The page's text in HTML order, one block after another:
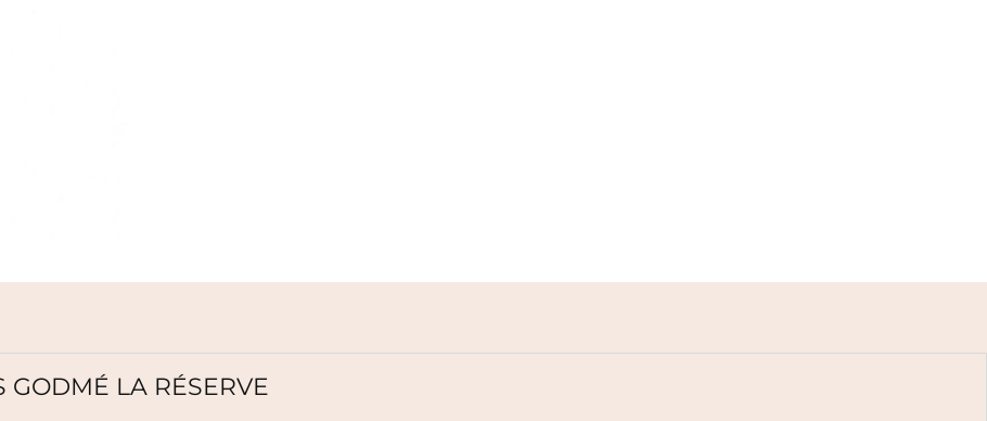
GODMÉ LA RÉSERVE